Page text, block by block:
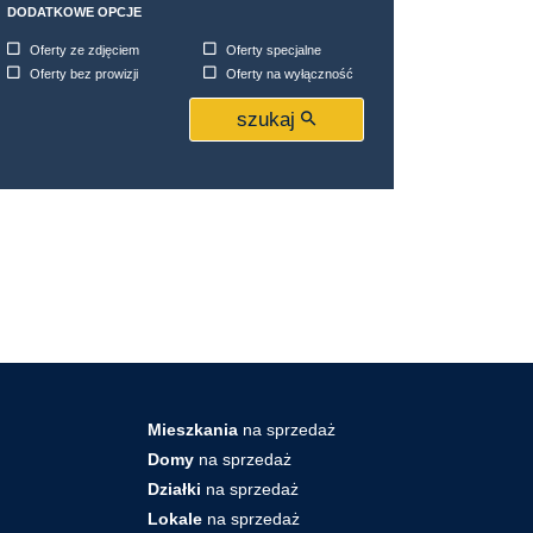
DODATKOWE OPCJE
Oferty ze zdjęciem
Oferty specjalne
Oferty bez prowizji
Oferty na wyłączność
szukaj
Mieszkaniana sprzedaż
Domyna sprzedaż
Działki na sprzedaż
Lokalena sprzedaż